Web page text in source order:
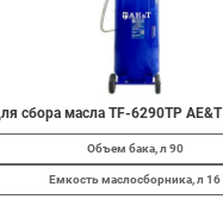
сбора масла TF-6290TP AE&T
Объем бака, л 90
Емкость маслосборника, л 16